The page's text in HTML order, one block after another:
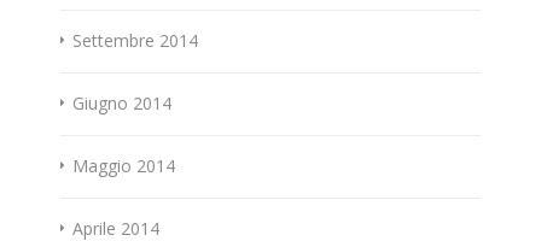
Settembre 2014
Giugno 2014
Maggio 2014
Aprile 2014